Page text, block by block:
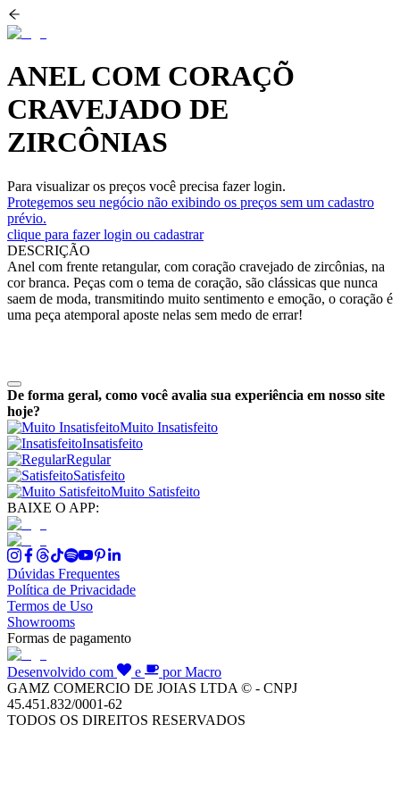
ANEL COM CORAÇÕ
CRAVEJADO DE
ZIRCÔNIAS
Para visualizar os preços você precisa fazer login.
Protegemos seu negócio não exibindo os preços sem um cadastro
prévio.
clique para fazer login ou cadastrar
DESCRIÇÃO
Anel com frente retangular, com coração cravejado de zircônias, na
cor branca. Peças com o tema de coração, são clássicas que nunca
saem de moda, transmitindo muito sentimento e emoção, o coração é
uma peça atemporal aposte nelas sem medo de errar!
De forma geral, como você avalia sua experiência em nosso site
hoje?
Muito Insatisfeito
Insatisfeito
Regular
Satisfeito
Muito Satisfeito
BAIXE O APP:
Dúvidas Frequentes
Política de Privacidade
Termos de Uso
Showrooms
Formas de pagamento
Desenvolvido com e
por Macro
GAMZ COMERCIO DE JOIAS LTDA © - CNPJ
45.451.832/0001-62
TODOS OS DIREITOS RESERVADOS